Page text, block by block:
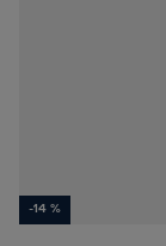
-14 %